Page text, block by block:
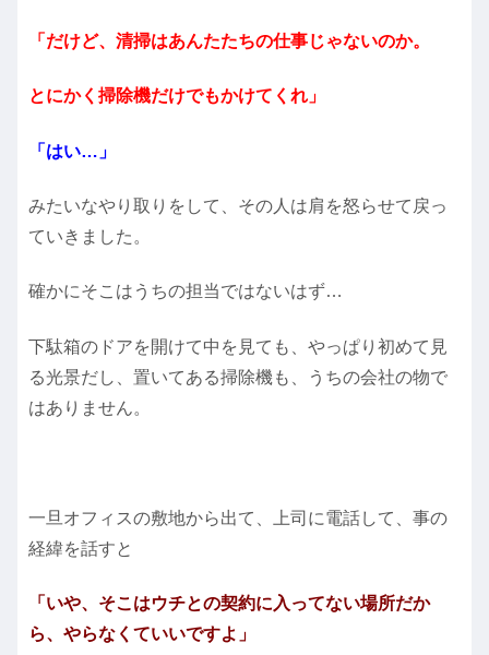
「だけど、清掃はあんたたちの仕事じゃないのか。
とにかく掃除機だけでもかけてくれ」
「はい…」
みたいなやり取りをして、その人は肩を怒らせて戻っ
ていきました。
確かにそこはうちの担当ではないはず…
下駄箱のドアを開けて中を見ても、やっぱり初めて見
る光景だし、置いてある掃除機も、うちの会社の物で
はありません。
一旦オフィスの敷地から出て、上司に電話して、事の
経緯を話すと
「いや、そこはウチとの契約に入ってない場所だか
ら、やらなくていいですよ」